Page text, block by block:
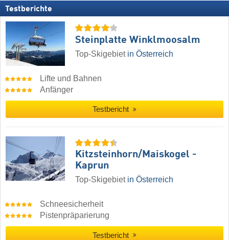
Testberichte
Steinplatte Winklmoosalm
Top-Skigebiet in Österreich
Lifte und Bahnen
Anfänger
Testbericht
Kitzsteinhorn/​Maiskogel -
Kaprun
Top-Skigebiet in Österreich
Schneesicherheit
Pistenpräparierung
Testbericht